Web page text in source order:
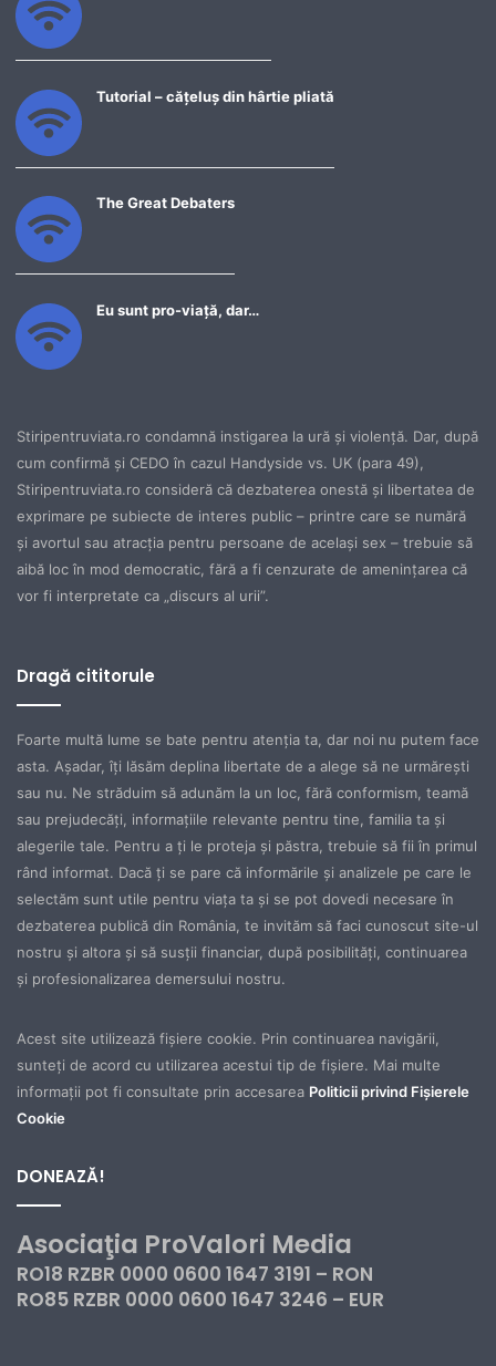
Tutorial – cățeluș din hârtie pliată
The Great Debaters
Eu sunt pro-viață, dar…
Stiripentruviata.ro condamnă instigarea la ură şi violenţă. Dar, după
cum confirmă şi CEDO în cazul Handyside vs. UK (para 49),
Stiripentruviata.ro consideră că dezbaterea onestă şi libertatea de
exprimare pe subiecte de interes public – printre care se numără
şi avortul sau atracţia pentru persoane de acelaşi sex – trebuie să
aibă loc în mod democratic, fără a fi cenzurate de ameninţarea că
vor fi interpretate ca „discurs al urii”.
Dragă cititorule
Foarte multă lume se bate pentru atenţia ta, dar noi nu putem face
asta. Aşadar, îţi lăsăm deplina libertate de a alege să ne urmăreşti
sau nu. Ne străduim să adunăm la un loc, fără conformism, teamă
sau prejudecăţi, informaţiile relevante pentru tine, familia ta şi
alegerile tale. Pentru a ţi le proteja şi păstra, trebuie să fii în primul
rând informat. Dacă ţi se pare că informările şi analizele pe care le
selectăm sunt utile pentru viaţa ta şi se pot dovedi necesare în
dezbaterea publică din România, te invităm să faci cunoscut site-ul
nostru şi altora şi să susţii financiar, după posibilităţi, continuarea
şi profesionalizarea demersului nostru.
Acest site utilizează fișiere cookie. Prin continuarea navigării,
sunteți de acord cu utilizarea acestui tip de fișiere. Mai multe
informații pot fi consultate prin accesarea Politicii privind Fișierele
Cookie
DONEAZĂ!
Asociaţia ProValori Media
RO18 RZBR 0000 0600 1647 3191 – RON
RO85 RZBR 0000 0600 1647 3246 – EUR